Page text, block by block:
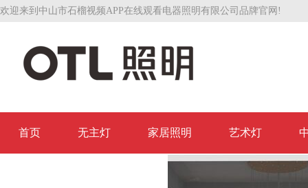
欢迎来到中山市石榴视频APP在线观看电器照明有限公司品牌官网!
首页 无主灯 家居照明 艺术灯